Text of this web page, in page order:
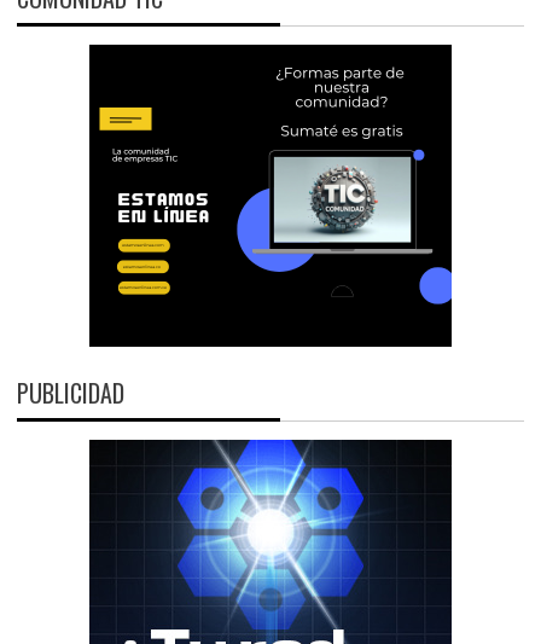
PUBLICIDAD